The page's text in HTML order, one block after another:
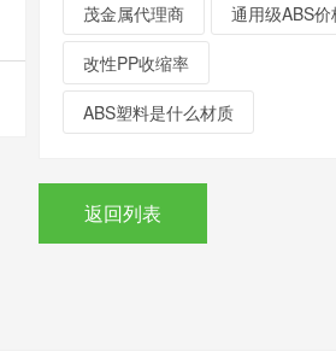
茂金属代理商 通用级ABS价
改性PP收缩率
ABS塑料是什么材质
返回列表